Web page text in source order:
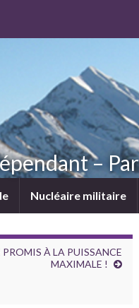
–
Nucléaire militaire
PROMIS À LA PUISSANCE
MAXIMALE !